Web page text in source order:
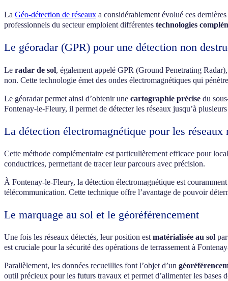
La Géo-détection de réseaux a considérablement évolué ces
professionnels du secteur emploient différentes technologies
Le géoradar (GPR) pour une détection non
Le radar de sol, également appelé GPR (Ground Penetrating
non. Cette technologie émet des ondes électromagnétiques qui
Le géoradar permet ainsi d’obtenir une cartographie précise du
Fontenay-le-Fleury, il permet de détecter les réseaux jusqu’à
La détection électromagnétique pour les réseaux
Cette méthode complémentaire est particulièrement efficace pour
conductrices, permettant de tracer leur parcours avec précision.
À Fontenay-le-Fleury, la détection électromagnétique est
télécommunication. Cette technique offre l’avantage de pouvoir
Le marquage au sol et le géoréférencement
Une fois les réseaux détectés, leur position est matérialisée au sol
est cruciale pour la sécurité des opérations de terrassement à
Parallèlement, les données recueillies font l’objet d’un
outil précieux pour les futurs travaux et permet d’alimenter les bases